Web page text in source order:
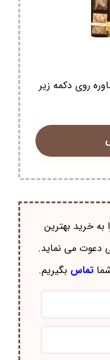
روی دکمه زیر
به خرید بهترین
دعوت می نماید.
شماتماس بگیریم.